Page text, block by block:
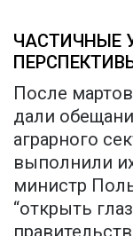
ЧАСТИЧНЫЕ
После
дали
аграрного
выполнили
министр
“открыть